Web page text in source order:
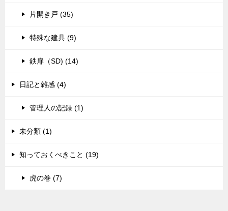
片開き戸 (35)
特殊な建具 (9)
鉄扉（SD) (14)
日記と雑感 (4)
管理人の記録 (1)
未分類 (1)
知っておくべきこと (19)
虎の巻 (7)